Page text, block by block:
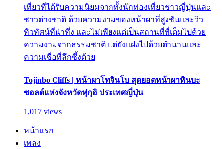
เที่ยวที่ได้รับความนิยมจากทั้งนักท่องเที่ยวชาวญี่ปุ่นและ
ชาวต่างชาติ ด้วยความงามของหน้าผาที่สูงชันและวิว
ทิวทัศน์ที่น่าทึ่ง และไม่เพียงแต่เป็นสถานที่ที่เต็มไปด้วย
ความงามจากธรรมชาติ แต่ยังแฝงไปด้วยตำนานและ
ความเชื่อที่ลึกซึ้งด้วย
Tojinbo Cliffs | หน้าผาโทจินโบ สุดยอดหน้าผาหินบะ
ซอลต์แห่งจังหวัดฟุกุอิ ประเทศญี่ปุ่น
1,017 views
หน้าแรก
เพลง